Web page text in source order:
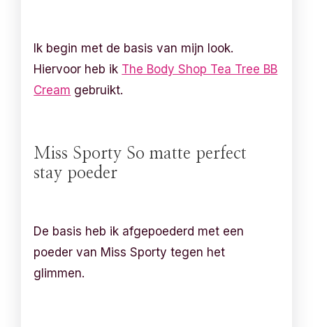
Ik begin met de basis van mijn look.
Hiervoor heb ik The Body Shop Tea Tree BB
Cream gebruikt.
Miss Sporty So matte perfect
stay poeder
De basis heb ik afgepoederd met een
poeder van Miss Sporty tegen het
glimmen.